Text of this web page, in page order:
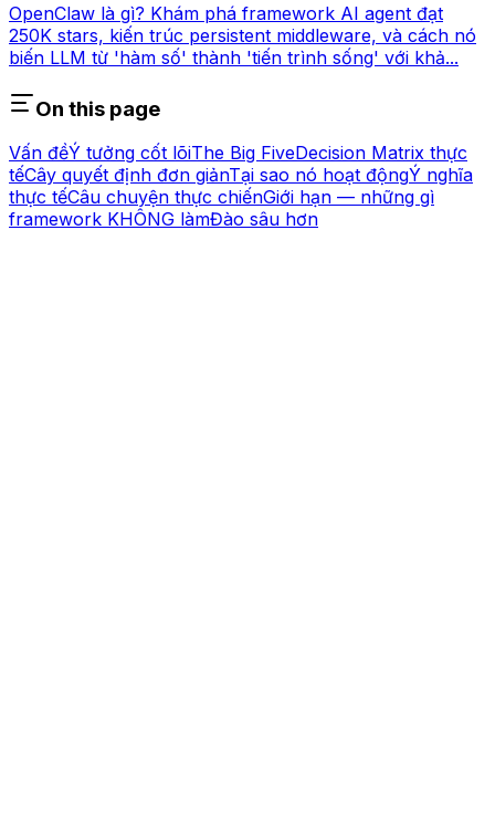
OpenClaw là gì? Khám phá framework AI agent đạt
250K stars, kiến trúc persistent middleware, và cách nó
biến LLM từ 'hàm số' thành 'tiến trình sống' với khả...
On this page
Vấn đềÝ tưởng cốt lõiThe Big FiveDecision Matrix thực
tếCây quyết định đơn giảnTại sao nó hoạt độngÝ nghĩa
thực tếCâu chuyện thực chiếnGiới hạn — những gì
framework KHÔNG làmĐào sâu hơn